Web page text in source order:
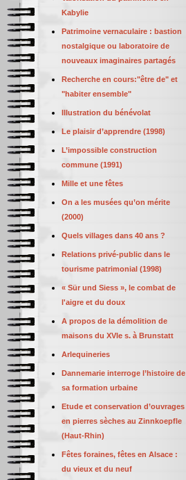
Kabylie
Patrimoine vernaculaire : bastion
nostalgique ou laboratoire de
nouveaux imaginaires partagés
Recherche en cours:"être de" et
"habiter ensemble"
Illustration du bénévolat
Le plaisir d’apprendre (1998)
L’impossible construction
commune (1991)
Mille et une fêtes
On a les musées qu’on mérite
(2000)
Quels villages dans 40 ans ?
Relations privé-public dans le
tourisme patrimonial (1998)
« Sür und Siess », le combat de
l'aigre et du doux
A propos de la démolition de
maisons du XVIe s. à Brunstatt
Arlequineries
Dannemarie interroge l’histoire de
sa formation urbaine
Etude et conservation d’ouvrages
en pierres sèches au Zinnkoepfle
(Haut-Rhin)
Fêtes foraines, fêtes en Alsace :
du vieux et du neuf